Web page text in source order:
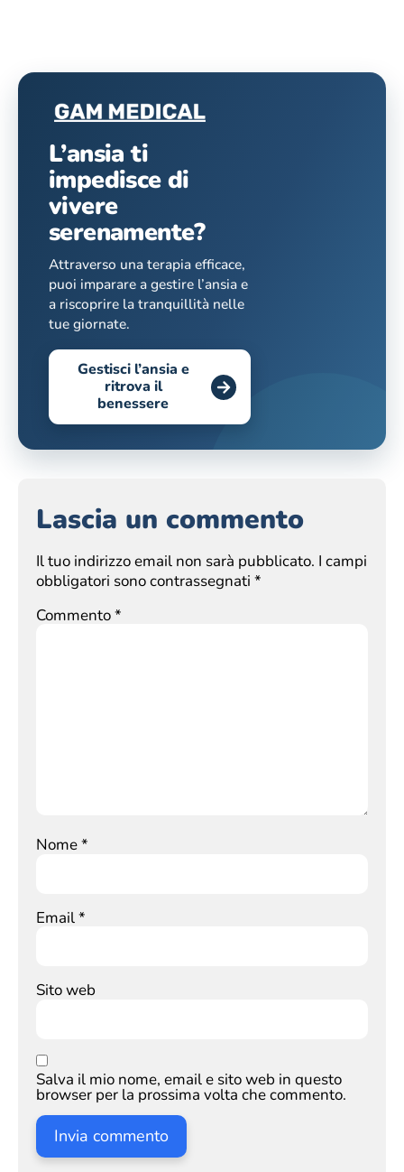
L’ansia ti
impedisce di
vivere
serenamente?
Attraverso una terapia efficace,
puoi imparare a gestire l’ansia e
a riscoprire la tranquillità nelle
tue giornate.
Gestisci l’ansia e
ritrova il
benessere
Lascia un commento
Il tuo indirizzo email non sarà pubblicato. I campi
obbligatori sono contrassegnati *
Commento*
Nome*
Email*
Sito web
Salva il mio nome, email e sito web in questo
browser per la prossima volta che commento.